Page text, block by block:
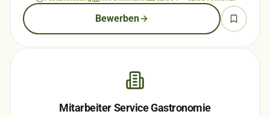
Bewerben
Mitarbeiter Service Gastronomie